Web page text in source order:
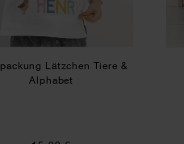
Lätzchen Tiere &
Alphabet